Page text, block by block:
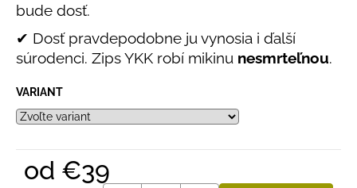
bude dosť.
✔ Dosť pravdepodobne ju vynosia i ďalší
súrodenci. Zips YKK robí mikinu nesmrteľnou.
VARIANT
od €39
BAMBUSOVÉ
TRIKO
NÁMORNÍCKE
PRUHY
€18